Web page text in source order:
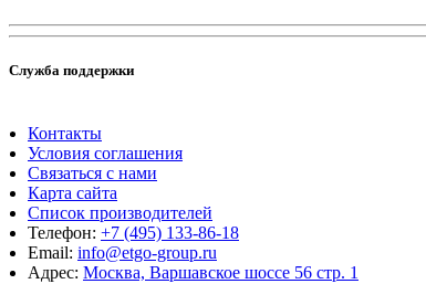
Служба поддержки
Контакты
Условия соглашения
Связаться с нами
Карта сайта
Список производителей
Телефон: +7 (495) 133-86-18
Email: info@etgo-group.ru
Адрес: Москва, Варшавское шоссе 56 стр. 1